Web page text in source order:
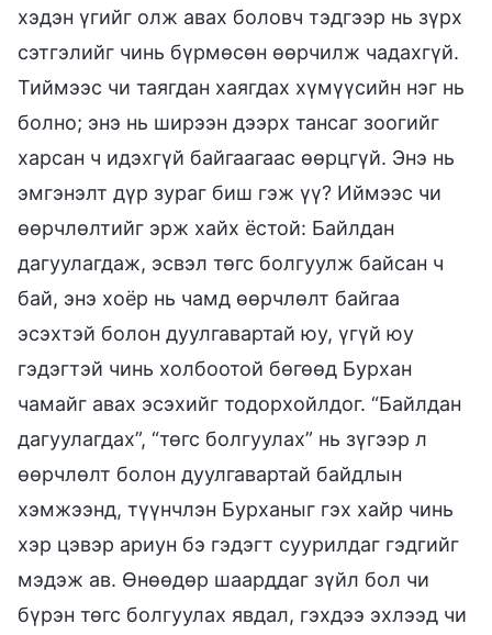
хэдэн үгийг олж авах боловч тэдгээр нь зүрх
сэтгэлийг чинь бүрмөсөн өөрчилж чадахгүй.
Тиймээс чи таягдан хаягдах хүмүүсийн нэг нь
болно; энэ нь ширээн дээрх тансаг зоогийг
харсан ч идэхгүй байгаагаас өөрцгүй. Энэ нь
эмгэнэлт дүр зураг биш гэж үү? Иймээс чи
өөрчлөлтийг эрж хайх ёстой: Байлдан
дагуулагдаж, эсвэл төгс болгуулж байсан ч
бай, энэ хоёр нь чамд өөрчлөлт байгаа
эсэхтэй болон дуулгавартай юу, үгүй юу
гэдэгтэй чинь холбоотой бөгөөд Бурхан
чамайг авах эсэхийг тодорхойлдог. “Байлдан
дагуулагдах”, “төгс болгуулах” нь зүгээр л
өөрчлөлт болон дуулгавартай байдлын
хэмжээнд, түүнчлэн Бурханыг гэх хайр чинь
хэр цэвэр ариун бэ гэдэгт суурилдаг гэдгийг
мэдэж ав. Өнөөдөр шаарддаг зүйл бол чи
бүрэн төгс болгуулах явдал, гэхдээ эхлээд чи